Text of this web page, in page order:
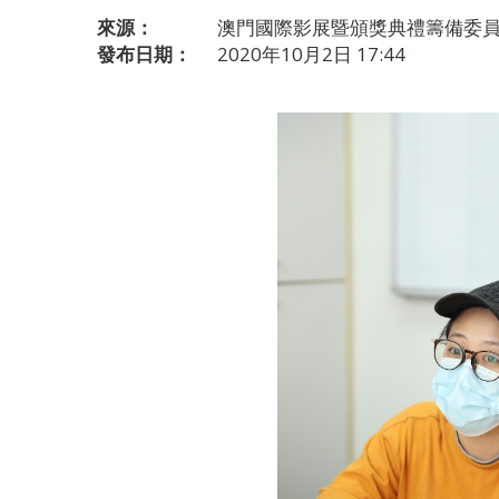
來源：
澳門國際影展暨頒獎典禮籌備委
發布日期：
2020年10月2日 17:44